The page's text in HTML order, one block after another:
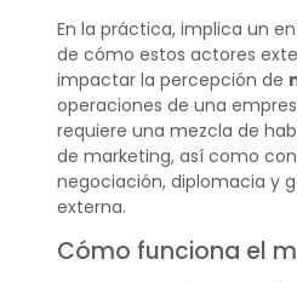
En la práctica, implica un
de cómo estos actores
impactar la percepción de
operaciones de una
requiere una mezcla de
de marketing, así como
negociación, diplomacia y
externa.
Cómo funciona el